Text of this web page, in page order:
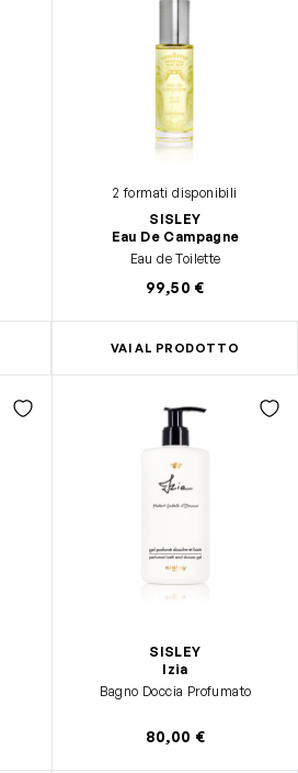
2 formati disponibili
SISLEY
Eau De Campagne
Eau de Toilette
99,50 €
VAI AL PRODOTTO
SISLEY
Izia
Bagno Doccia Profumato
80,00 €